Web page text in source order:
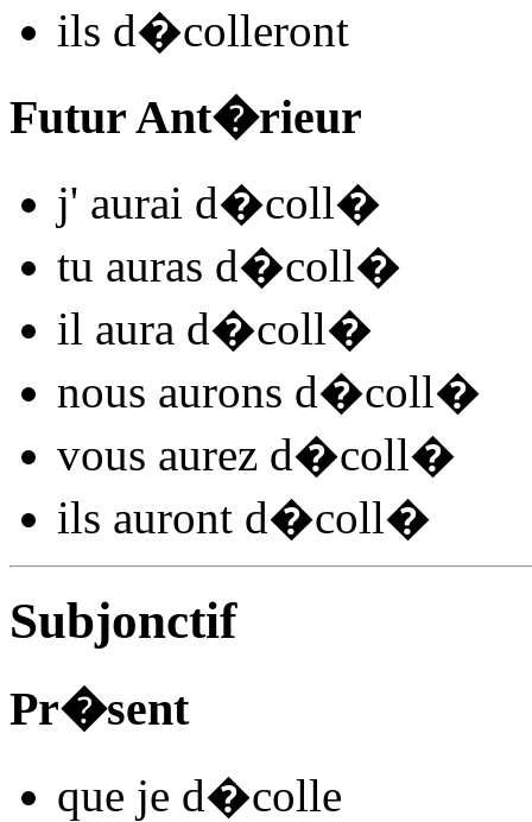
ils d�colleront
Futur Ant�rieur
j' aurai d�coll�
tu auras d�coll�
il aura d�coll�
nous aurons d�coll�
vous aurez d�coll�
ils auront d�coll�
Subjonctif
Pr�sent
que je d�colle